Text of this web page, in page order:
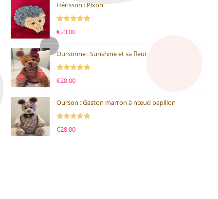
Hérisson : Pixon
sur 5
€23.00
Oursonne : Sunshine et sa fleur
€28.00
Ourson : Gaston marron à nœud papillon
€28.00